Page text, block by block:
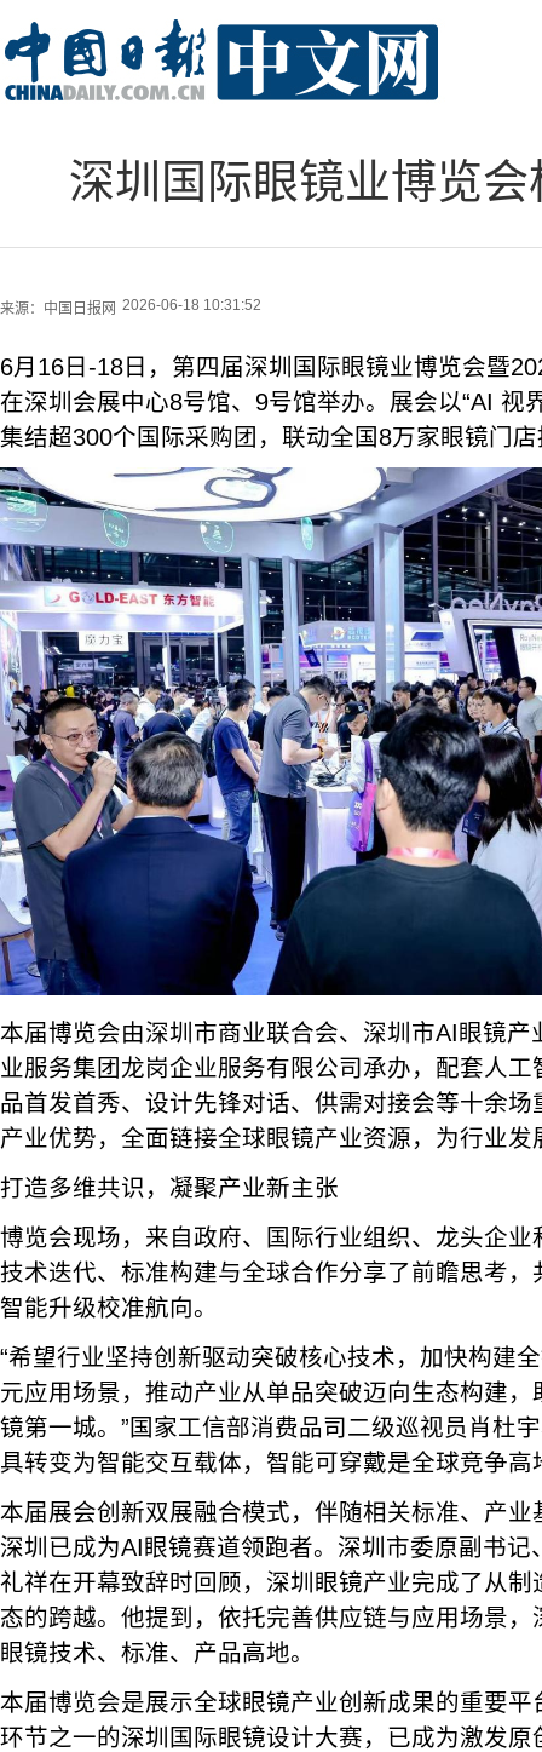
深圳国际眼镜业博览
来源： 中国日报网 2026-06-18 10:31:52
6月16日-18日，第四届深圳国际眼镜业博览会暨
在深圳会展中心8号馆、9号馆举办。展会以“AI 视
集结超300个国际采购团，联动全国8万家眼镜门
本届博览会由深圳市商业联合会、深圳市AI眼镜产
业服务集团龙岗企业服务有限公司承办，配套人
品首发首秀、设计先锋对话、供需对接会等十余
产业优势，全面链接全球眼镜产业资源，为行业发
打造多维共识，凝聚产业新主张
博览会现场，来自政府、国际行业组织、龙头企
技术迭代、标准构建与全球合作分享了前瞻思考
智能升级校准航向。
“希望行业坚持创新驱动突破核心技术，加快构建
元应用场景，推动产业从单品突破迈向生态构建
镜第一城。”国家工信部消费品司二级巡视员肖杜
具转变为智能交互载体，智能可穿戴是全球竞争高
本届展会创新双展融合模式，伴随相关标准、产
深圳已成为AI眼镜赛道领跑者。深圳市委原副书记
礼祥在开幕致辞时回顾，深圳眼镜产业完成了从
态的跨越。他提到，依托完善供应链与应用场景
眼镜技术、标准、产品高地。
本届博览会是展示全球眼镜产业创新成果的重要
环节之一的深圳国际眼镜设计大赛，已成为激发